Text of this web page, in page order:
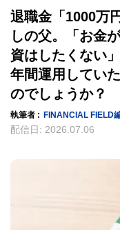
退職金「1000万
しの父。「お金
資はしたくない
年間運用してい
のでしょうか？
執筆者 : FINANCIAL FIELD
配信日: 2026.07.06